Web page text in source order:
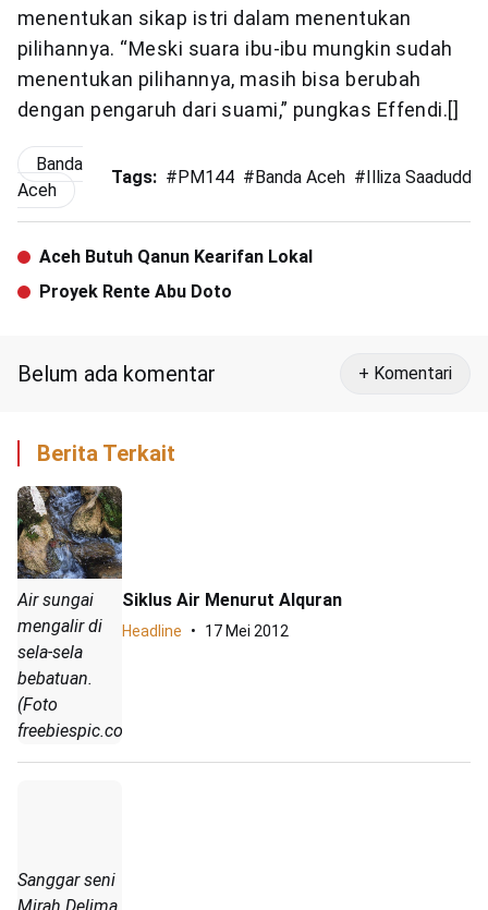
menentukan sikap istri dalam menentukan
pilihannya. “Meski suara ibu-ibu mungkin sudah
menentukan pilihannya, masih bisa berubah
dengan pengaruh dari suami,” pungkas Effendi.[]
Banda
Aceh
Tags: #PM144 #Banda Aceh #Illiza Saaduddin
Aceh Butuh Qanun Kearifan Lokal
Proyek Rente Abu Doto
Belum ada komentar + Komentari
Berita Terkait
Air sungai
mengalir di
sela-sela
bebatuan.
(Foto
freebiespic.com)
Siklus Air Menurut Alquran
Headline 17 Mei 2012
Sanggar seni